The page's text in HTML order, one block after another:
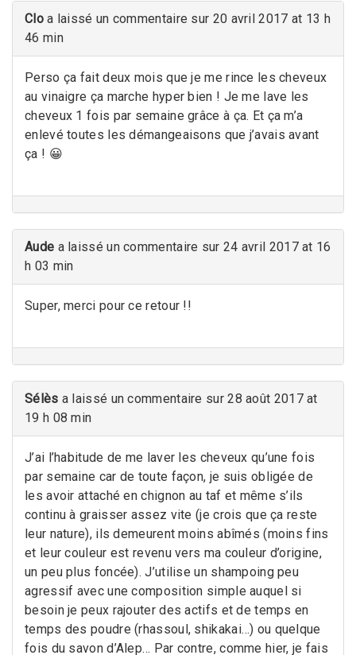
Clo a laissé un commentaire sur 20 avril 2017 at 13 h
46 min
Perso ça fait deux mois que je me rince les cheveux
au vinaigre ça marche hyper bien ! Je me lave les
cheveux 1 fois par semaine grâce à ça. Et ça m’a
enlevé toutes les démangeaisons que j’avais avant
ça ! 😀
Aude a laissé un commentaire sur 24 avril 2017 at 16
h 03 min
Super, merci pour ce retour !!
Sélès a laissé un commentaire sur 28 août 2017 at
19 h 08 min
J’ai l’habitude de me laver les cheveux qu’une fois
par semaine car de toute façon, je suis obligée de
les avoir attaché en chignon au taf et même s’ils
continu à graisser assez vite (je crois que ça reste
leur nature), ils demeurent moins abîmés (moins fins
et leur couleur est revenu vers ma couleur d’origine,
un peu plus foncée). J’utilise un shampoing peu
agressif avec une composition simple auquel si
besoin je peux rajouter des actifs et de temps en
temps des poudre (rhassoul, shikakai…) ou quelque
fois du savon d’Alep… Par contre, comme hier, je fais